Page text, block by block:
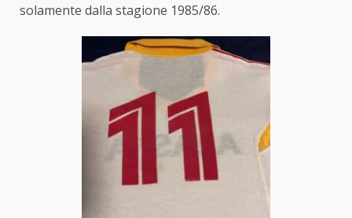
solamente dalla stagione 1985/86.